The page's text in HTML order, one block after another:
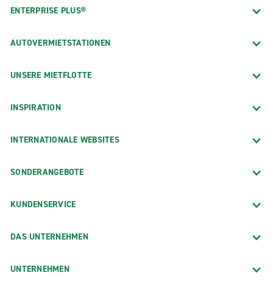
ENTERPRISE PLUS®
AUTOVERMIETSTATIONEN
UNSERE MIETFLOTTE
INSPIRATION
INTERNATIONALE WEBSITES
SONDERANGEBOTE
KUNDENSERVICE
DAS UNTERNEHMEN
UNTERNEHMEN